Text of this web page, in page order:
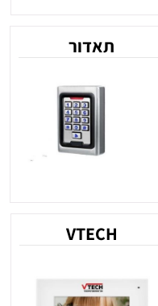
תאדור
VTECH